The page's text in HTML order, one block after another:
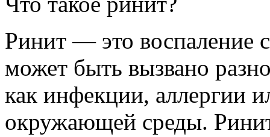
Ринит — это воспаление
может быть вызвано
как инфекции, аллергии
окружающей среды.